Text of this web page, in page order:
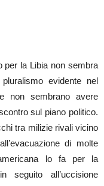
per la Libia non sembra
evidente nel
non sembrano avere
sul piano politico.
tra milizie rivali vicino
di molte
lo fa per la
all’uccisione